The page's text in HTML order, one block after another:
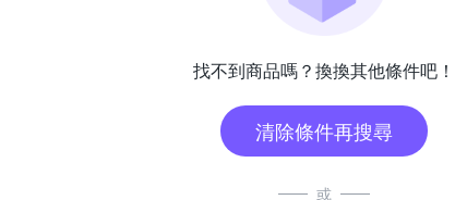
找不到商品嗎？換換其他條件吧！
清除條件再搜尋
或